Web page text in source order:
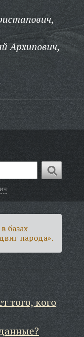
Архипович,
базах
народа».
того, кого